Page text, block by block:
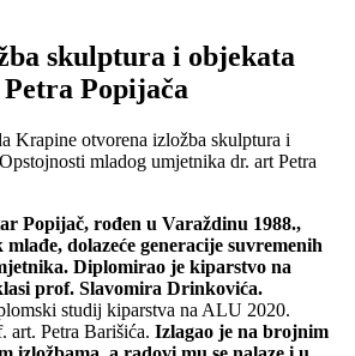
skulptura i objekata
Popijača
Krapine otvorena izložba skulptura i
mladog umjetnika dr. art Petra
Popijač, rođen u Varaždinu 1988.,
dolazeće generacije suvremenih
Diplomirao je kiparstvo na
prof. Slavomira Drinkovića.
studij kiparstva na ALU 2020.
art. Petra Barišića. Izlagao je na brojnim